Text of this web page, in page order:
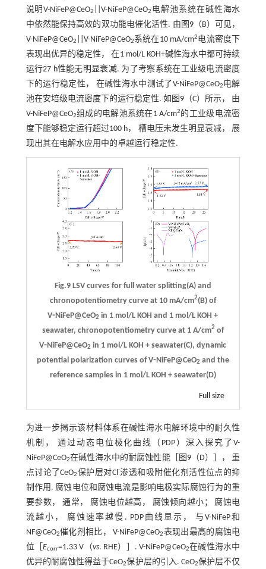
说明V-NiFeP@CeO2 ||V-NiFeP@CeO2 电解池系统在碱性海水
中依然能保持高效的双功能电催化活性. 由 图9（B）可见，
V-NiFeP@CeO2 ||V-NiFeP@CeO2系统在10 mA/cm2电流密度下
表现出优异的稳定性， 在1 mol/L KOH+碱性海水中都可持续
运行27 h性能无明显衰减. 为了考察系统在工业级电流密度
下的运行稳定性， 在碱性海水中测试了V-NiFeP@CeO2电解
池在安培级电流密度下的运行稳定性. 如 图9 （C）所示， 由
V-NiFeP@CeO2组成的电解池系统在1 A/cm2 的工业级电流密
度下能够稳定运行超过100 h， 槽电压未发生明显衰减， 展
现出其在电解水应用中的卓越运行稳定性.
Fig.9 LSV curves for full water splitting(A) and
chronopotentiometry curve at 10 mA/cm2(B) of
V⁃NiFeP@CeO2 in 1 mol/L KOH and 1 mol/L KOH +
seawater, chronopotentiometry curve at 1 A/cm2of
V⁃NiFeP@CeO2 in 1 mol/L KOH + seawater(C), dynamic
potential polarization curves of V⁃NiFeP@CeO2 and the
reference samples in 1 mol/L KOH + seawater(D)
Full size
为进一步揭示该材料体系在碱性海水电解环境中的耐久性
机制， 通过动态电位极化曲线（PDP）深入探究了V-
NiFeP@CeO2在碱性海水中的耐腐蚀性能［ 图9（D）］， 重
点讨论了CeO2保护层对Cl -渗透和吸附催化剂活性位点的抑
制作用. 腐蚀电位和腐蚀电流是影响电极实际腐蚀行为的重
要参数， 通常， 腐蚀电位越高， 腐蚀倾向越小； 腐蚀电
流越小， 腐蚀速率越慢. PDP曲线显示， 与V-NiFeP和
NF@CeO2催化剂相比， V-NiFeP@CeO2表现出最高的腐蚀电
位［Ecorr=1.33 V（vs. RHE）］. V-NiFeP@CeO2在碱性海水中
优异的耐腐蚀性得益于CeO2保护层的引入. CeO2保护层不仅